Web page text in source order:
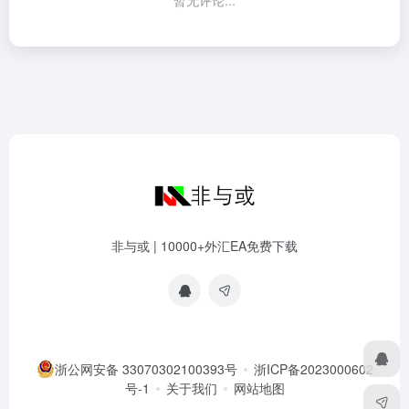
非与或 | 10000+外汇EA免费下载
浙公网安备 33070302100393号
浙ICP备2023000602
号-1
关于我们 网站地图